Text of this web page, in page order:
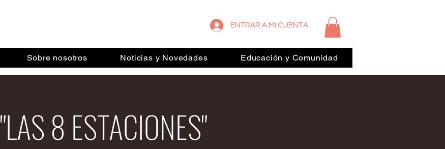
ENTRAR A MI CUENTA
Sobre nosotros Noticias y Novedades Educación y Comunidad
"LAS 8 ESTACIONES"